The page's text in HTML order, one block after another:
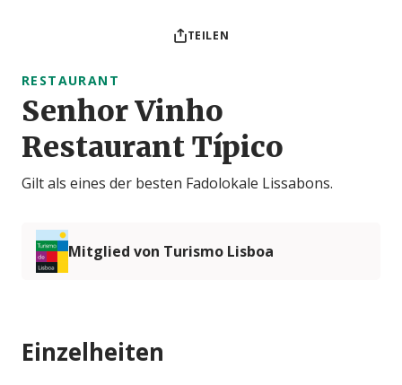
TEILEN
RESTAURANT
Senhor Vinho
Restaurant Típico
Gilt als eines der besten Fadolokale Lissabons.
Mitglied von Turismo Lisboa
Einzelheiten